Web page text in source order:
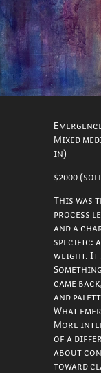
Mixed
in)
$2000
This was
process
and a
specific:
weight. It
came
and
What
More
of a
about
toward